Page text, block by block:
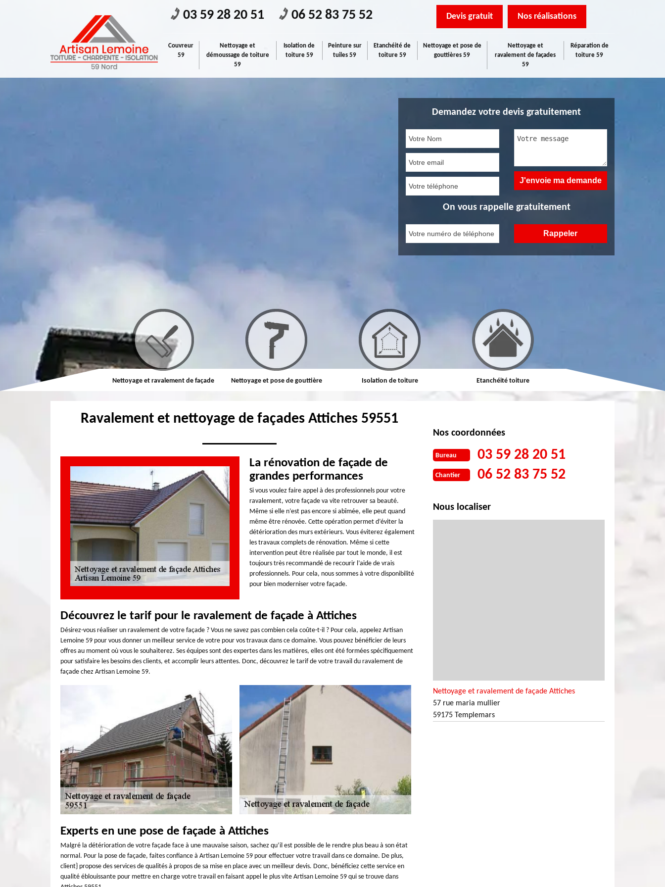
03 59 28 20 51 06 52 83 75 52 Devis gratuit Nos réalisations
Couvreur
59
Nettoyage et
démoussage de toiture
59
Isolation de
toiture 59
Peinture sur
tuiles 59
Etanchéité de
toiture 59
Nettoyage et pose de
gouttières 59
Nettoyage et
ravalement de façades
59
Réparation de
toiture 59
Demandez votre devis gratuitement
On vous rappelle gratuitement
Couvreur Nettoyage et ravalement de façade Nettoyage et pose de gouttière Isolation de toiture Etanchéité toiture Réparation de toiture
Ravalement et nettoyage de façades Attiches 59551
La rénovation de façade de
grandes performances
Si vous voulez faire appel à des professionnels pour votre
ravalement, votre façade va vite retrouver sa beauté.
Même si elle n’est pas encore si abîmée, elle peut quand
même être rénovée. Cette opération permet d’éviter la
détérioration des murs extérieurs. Vous éviterez également
les travaux complets de rénovation. Même si cette
intervention peut être réalisée par tout le monde, il est
toujours très recommandé de recourir l’aide de vrais
professionnels. Pour cela, nous sommes à votre disponibilité
pour bien moderniser votre façade.
Découvrez le tarif pour le ravalement de façade à Attiches
Désirez-vous réaliser un ravalement de votre façade ? Vous ne savez pas combien cela coûte-t-il ? Pour cela, appelez Artisan
Lemoine 59 pour vous donner un meilleur service de votre pour vos travaux dans ce domaine. Vous pouvez bénéficier de leurs
offres au moment où vous le souhaiterez. Ses équipes sont des expertes dans les matières, elles ont été formées spécifiquement
pour satisfaire les besoins des clients, et accomplir leurs attentes. Donc, découvrez le tarif de votre travail du ravalement de
façade chez Artisan Lemoine 59.
Experts en une pose de façade à Attiches
Malgré la détérioration de votre façade face à une mauvaise saison, sachez qu’il est possible de le rendre plus beau à son état
normal. Pour la pose de façade, faites confiance à Artisan Lemoine 59 pour effectuer votre travail dans ce domaine. De plus,
client} propose des services de qualités à propos de sa mise en place avec un meilleur devis. Donc, bénéficiez cette service en
qualité éblouissante pour mettre en charge votre travail en faisant appel le plus vite Artisan Lemoine 59 qui se trouve dans
Nos coordonnées
Bureau 03 59 28 20 51
Chantier 06 52 83 75 52
Nous localiser
Nettoyage et ravalement de façade Attiches
57 rue maria mullier
59175 Templemars